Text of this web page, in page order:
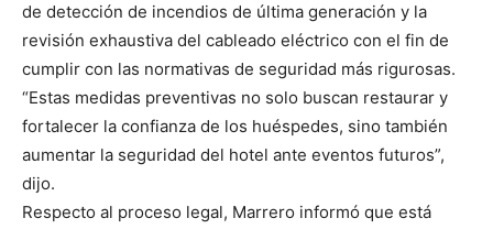
de detección de incendios de última generación y la
revisión exhaustiva del cableado eléctrico con el fin de
cumplir con las normativas de seguridad más rigurosas.
“Estas medidas preventivas no solo buscan restaurar y
fortalecer la confianza de los huéspedes, sino también
aumentar la seguridad del hotel ante eventos futuros”,
dijo.
Respecto al proceso legal, Marrero informó que está